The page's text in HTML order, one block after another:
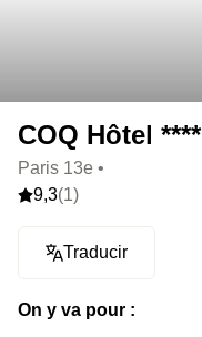
COQ Hôtel ****
Paris 13e •
9,3(1)
Traducir
On y va pour :